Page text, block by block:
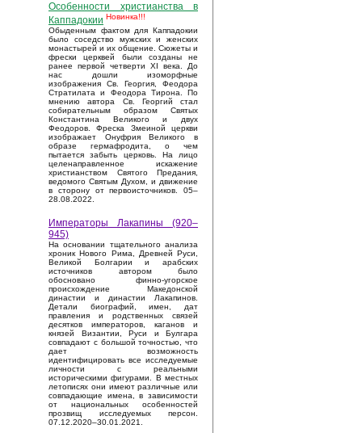
Особенности христианства в
Каппадокии Новинка!!!
Обыденным фактом для Каппадокии
было соседство мужских и женских
монастырей и их общение. Сюжеты и
фрески церквей были созданы не
ранее первой четверти XI века. До
нас дошли изоморфные
изображения Св. Георгия, Феодора
Стратилата и Феодора Тирона. По
мнению автора Св. Георгий стал
собирательным образом Святых
Константина Великого и двух
Феодоров. Фреска Змеиной церкви
изображает Онуфрия Великого в
образе гермафродита, о чем
пытается забыть церковь. На лицо
целенаправленное искажение
христианством Святого Предания,
ведомого Святым Духом, и движение
в сторону от первоисточников. 05–
28.08.2022.
Императоры Лакапины (920–
945)
На основании тщательного анализа
хроник Нового Рима, Древней Руси,
Великой Болгарии и арабских
источников автором было
обосновано финно-угорское
происхождение Македонской
династии и династии Лакапинов.
Детали биографий, имен, дат
правления и родственных связей
десятков императоров, каганов и
князей Византии, Руси и Булгара
совпадают с большой точностью, что
дает возможность
идентифицировать все исследуемые
личности с реальными
историческими фигурами. В местных
летописях они имеют различные или
совпадающие имена, в зависимости
от национальных особенностей
прозвищ исследуемых персон.
07.12.2020–30.01.2021.